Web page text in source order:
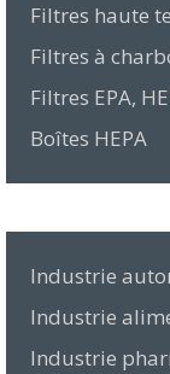
Filtres haute
Filtres à
Filtres EPA,
Boîtes HEPA
Industrie
Industrie
Industrie